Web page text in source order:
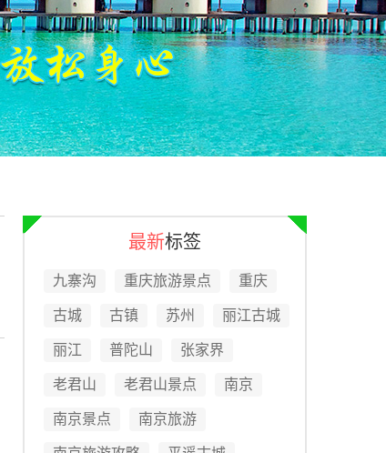
最新标签
九寨沟 重庆旅游景点 重庆
古城 古镇 苏州 丽江古城
丽江 普陀山 张家界
老君山 老君山景点 南京
南京景点 南京旅游